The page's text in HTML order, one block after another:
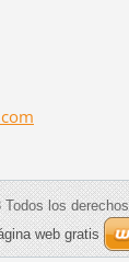
los
web gratis